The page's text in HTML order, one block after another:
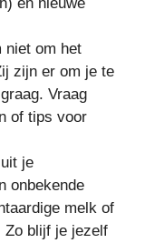
niet om het
zijn er om je te
Vraag
of tips voor
je
onbekende
melk of
Zo blijf je jezelf